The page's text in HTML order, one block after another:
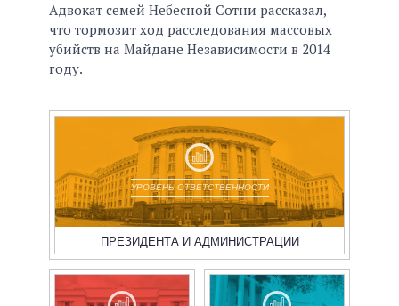
Адвокат семей Небесной Сотни рассказал,
что тормозит ход расследования массовых
убийств на Майдане Независимости в 2014
году.
УРОВЕНЬ ОТВЕТСТВЕННОСТИ
ПРЕЗИДЕНТА И АДМИНИСТРАЦИИ